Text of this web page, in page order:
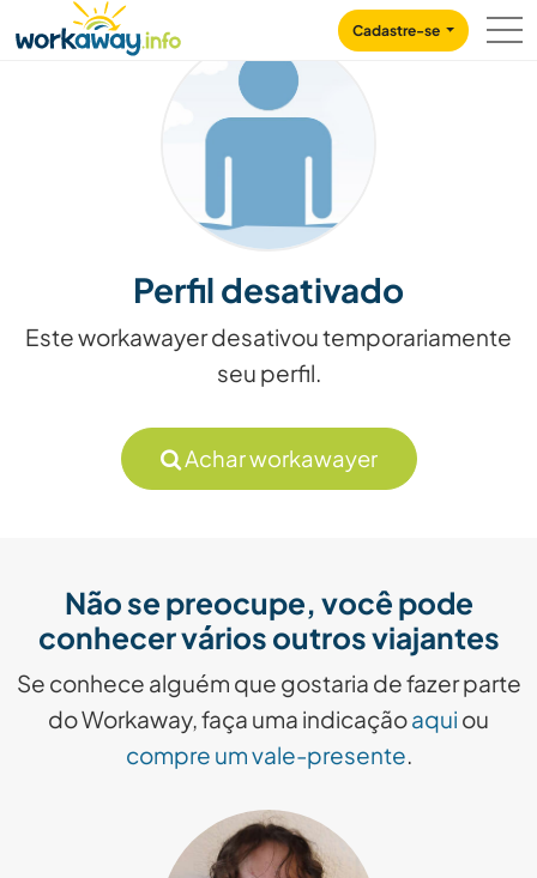
CONTENT
MAIN NAVIGATION
Cadastre-se
Perfil desativado
Este workawayer desativou temporariamente
seu perfil.
Achar workawayer
Não se preocupe, você pode
conhecer vários outros viajantes
Se conhece alguém que gostaria de fazer parte
do Workaway, faça uma indicaçãoaqui ou
compre um vale-presente